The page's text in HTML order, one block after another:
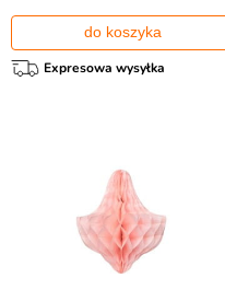
do koszyka
Expresowa wysyłka